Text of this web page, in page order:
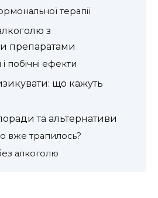
терапії
з
препаратами
побічні ефекти
що кажуть
та альтернативи
вже трапилось?
алкоголю